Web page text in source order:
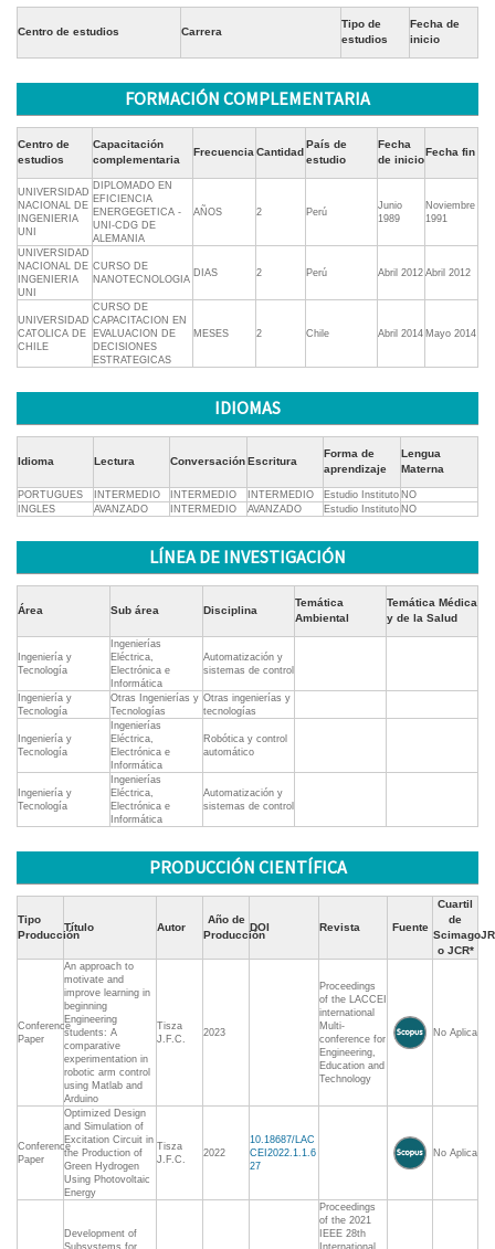
Centro de estudios Carrera
Tipo de
estudios
Fecha de
inicio
FORMACIÓN COMPLEMENTARIA
Centro de
estudios
Capacitación
complementaria
Frecuencia Cantidad
País de
estudio
Fecha
de inicio
Fecha fin
UNIVERSIDAD
NACIONAL DE
INGENIERIA
UNI
DIPLOMADO EN
EFICIENCIA
ENERGEGETICA -
UNI-CDG DE
ALEMANIA
AÑOS 2 Perú
Junio
1989
Noviembre
1991
UNIVERSIDAD
NACIONAL DE
INGENIERIA
UNI
CURSO DE
NANOTECNOLOGIA
DIAS 2 Perú Abril 2012 Abril 2012
UNIVERSIDAD
CATOLICA DE
CHILE
CURSO DE
CAPACITACION EN
EVALUACION DE
DECISIONES
ESTRATEGICAS
MESES 2 Chile Abril 2014 Mayo 2014
IDIOMAS
Idioma Lectura ConversaciónEscritura
Forma de
aprendizaje
Lengua
Materna
PORTUGUES INTERMEDIO INTERMEDIO INTERMEDIO Estudio Instituto NO
INGLES
AVANZADO INTERMEDIO AVANZADO Estudio Instituto NO
LÍNEA DE INVESTIGACIÓN
Área Sub área Disciplina
Temática
Ambiental
Temática Médica
y de la Salud
Ingeniería y
Tecnología
Ingenierías
Eléctrica,
Electrónica e
Informática
Automatización y
sistemas de control
Ingeniería y
Tecnología
Otras Ingenierías y
Tecnologías
Otras ingenierías y
tecnologías
Ingeniería y
Tecnología
Ingenierías
Eléctrica,
Electrónica e
Informática
Robótica y control
automático
Ingeniería y
Tecnología
Ingenierías
Eléctrica,
Electrónica e
Informática
Automatización y
sistemas de control
PRODUCCIÓN CIENTÍFICA
Tipo
Producción
Título Autor
Año de
Producción
DOI Revista Fuente
Cuartil
de
ScimagoJR
o JCR*
Conference
Paper
An approach to
motivate and
improve learning in
beginning
Engineering
students: A
comparative
experimentation in
robotic arm control
using Matlab and
Arduino
Tisza
J.F.C.
2023
Proceedings
of the LACCEI
international
Multi-
conference for
Engineering,
Education and
Technology
No Aplica
Conference
Paper
Optimized Design
and Simulation of
Excitation Circuit in
the Production of
Green Hydrogen
Using Photovoltaic
Energy
Tisza
J.F.C.
2022
10.18687/LAC
CEI2022.1.1.6
27
No Aplica
Development of
Subsystems for
Proceedings
of the 2021
IEEE 28th
International